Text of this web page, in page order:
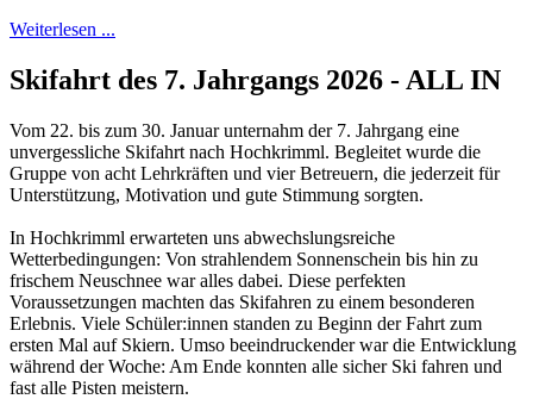
Weiterlesen ...
Skifahrt des 7. Jahrgangs 2026 - ALL IN
Vom 22. bis zum 30. Januar unternahm der 7. Jahrgang eine
unvergessliche Skifahrt nach Hochkrimml. Begleitet wurde die
Gruppe von acht Lehrkräften und vier Betreuern, die jederzeit für
Unterstützung, Motivation und gute Stimmung sorgten.
In Hochkrimml erwarteten uns abwechslungsreiche
Wetterbedingungen: Von strahlendem Sonnenschein bis hin zu
frischem Neuschnee war alles dabei. Diese perfekten
Voraussetzungen machten das Skifahren zu einem besonderen
Erlebnis. Viele Schüler:innen standen zu Beginn der Fahrt zum
ersten Mal auf Skiern. Umso beeindruckender war die Entwicklung
während der Woche: Am Ende konnten alle sicher Ski fahren und
fast alle Pisten meistern.